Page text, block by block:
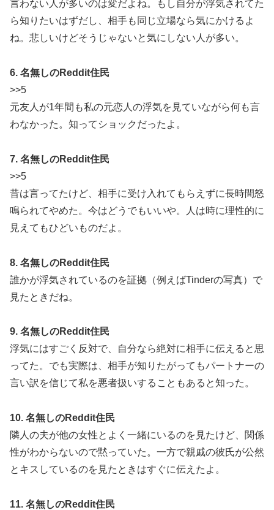
言わない人が多いのは変だよね。もし自分が浮気されてた
ら知りたいはずだし、相手も同じ立場なら気にかけるよ
ね。悲しいけどそうじゃないと気にしない人が多い。
6. 名無しのReddit住民
>>5
元友人が1年間も私の元恋人の浮気を見ていながら何も言
わなかった。知ってショックだったよ。
7. 名無しのReddit住民
>>5
昔は言ってたけど、相手に受け入れてもらえずに長時間怒
鳴られてやめた。今はどうでもいいや。人は時に理性的に
見えてもひどいものだよ。
8. 名無しのReddit住民
誰かが浮気されているのを証拠（例えばTinderの写真）で
見たときだね。
9. 名無しのReddit住民
浮気にはすごく反対で、自分なら絶対に相手に伝えると思
ってた。でも実際は、相手が知りたがってもパートナーの
言い訳を信じて私を悪者扱いすることもあると知った。
10. 名無しのReddit住民
隣人の夫が他の女性とよく一緒にいるのを見たけど、関係
性がわからないので黙っていた。一方で親戚の彼氏が公然
とキスしているのを見たときはすぐに伝えたよ。
11. 名無しのReddit住民